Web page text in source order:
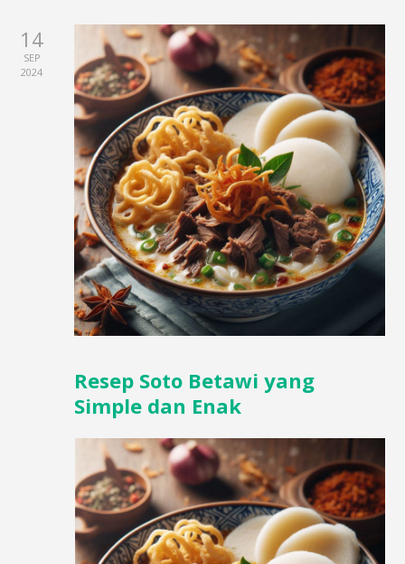
14
SEP
2024
Resep Soto Betawi yang
Simple dan Enak